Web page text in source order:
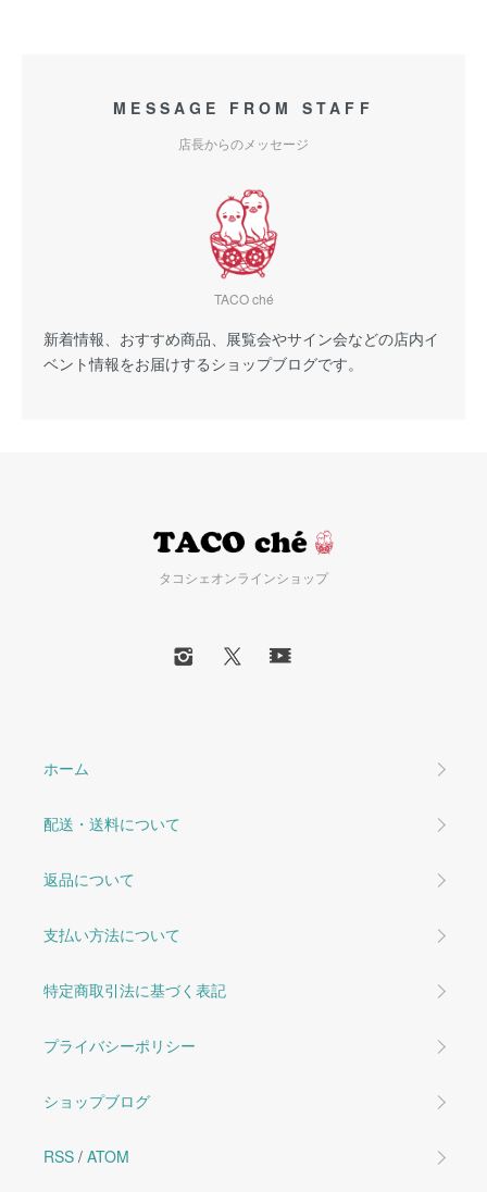
MESSAGE FROM STAFF
店長からのメッセージ
TACO ché
新着情報、おすすめ商品、展覧会やサイン会などの店内イ
ベント情報をお届けするショップブログです。
タコシェオンラインショップ
ホーム
配送・送料について
返品について
支払い方法について
特定商取引法に基づく表記
プライバシーポリシー
ショップブログ
RSS / ATOM